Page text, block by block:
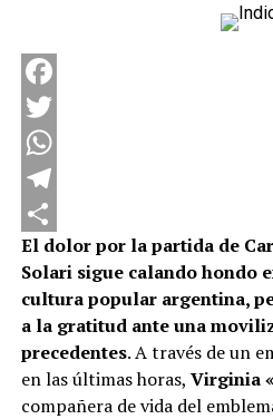
Facebook
Twitter
WhatsApp
Telegram
Compartir
El dolor por la partida de
Solari sigue calando hondo
cultura popular argentina,
a la gratitud ante una
precedentes. A través de un
en las últimas horas, Virginia
compañera de vida del